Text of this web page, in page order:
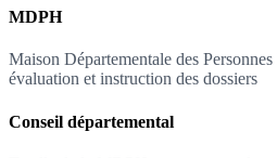
MDPH
Maison Départementale des
évaluation et instruction des dossiers
Conseil départemental